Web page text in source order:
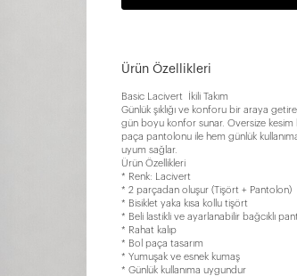
Ürün Özellikleri
Basic Lacivert İkili Takım
Günlük şıklığı ve konforu bir araya
gün boyu konfor sunar. Oversize kesim
paça pantolonu ile hem günlük
uyum sağlar.
Ürün Özellikleri
* Renk: Lacivert
* 2 parçadan oluşur (Tişört + Pantolon)
* Bisiklet yaka kısa kollu tişört
* Beli lastikli ve ayarlanabilir bağcıklı
* Rahat kalıp
* Bol paça tasarım
* Yumuşak ve esnek kumaş
* Günlük kullanıma uygundur